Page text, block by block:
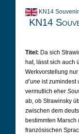
KN14
KN14
Titel: Da sich
hat, lässt sich auch
Werkvorstellung
d’une ist zumindest
vermutlich eher
ab, ob Strawinsky
zwischen dem
bestimmten Marsch
französischen